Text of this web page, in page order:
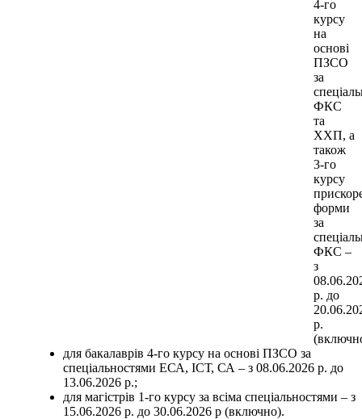
4-го
курсу
на
основі
ПЗСО
за
ФКС
та
ХХП, а
також
3-го
курсу
форми
за
ФКС –
з
р. до
р.
для бакалаврів 4-го курсу на основі ПЗСО за
спеціальностями ЕСА, ІСТ, СА – з 08.06.2026 р. до
13.06.2026 р.;
для магістрів 1-го курсу за всіма спеціальностями – з
15.06.2026 р. до 30.06.2026 р (включно).